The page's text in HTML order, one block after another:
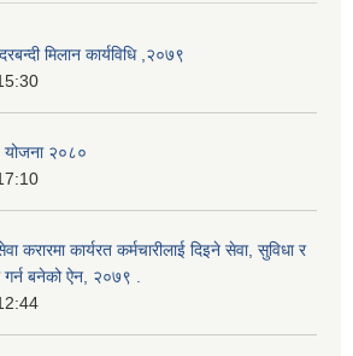
मिलान कार्यविधि ,२०७९
योजना २०८०
करारमा कार्यरत कर्मचारीलाई दिइने सेवा, सुविधा र
गर्न बनेको ऐन, २०७९ ‍.